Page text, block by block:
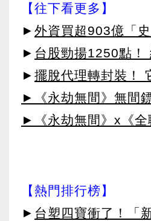
【往下看更多】
► 外資買超903億「
► 台股勁揚1250點！
► 擺脫代理轉封裝！
►《永劫無間》無間
►《永劫無間》x《全
【熱門排行榜】
► 台塑四寶衝了！「